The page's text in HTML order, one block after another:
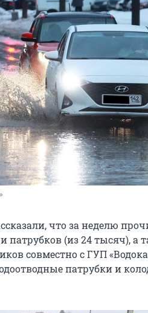
что за неделю
(из 24 тысяч), а
совместно с ГУП
патрубки и